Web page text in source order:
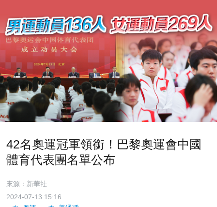
42名奧運冠軍領銜！巴黎奧運會中國
體育代表團名單公布
來源：新華社
2024-07-13 15:16